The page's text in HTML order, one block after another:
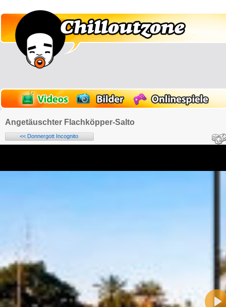
Angetäuschter Flachköpper-Salto
<< Donnergott Incognito